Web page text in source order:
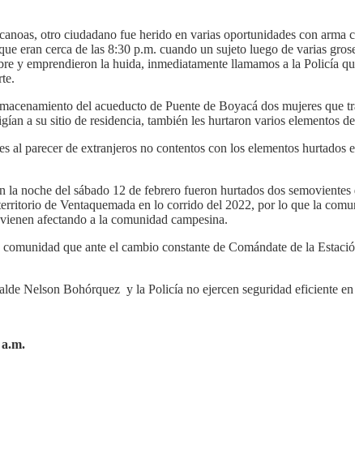
otro ciudadano fue herido en varias oportunidades con arma
eran cerca de las 8:30 p.m. cuando un sujeto luego de varias
y emprendieron la huida, inmediatamente llamamos a la Policía
del acueducto de Puente de Boyacá dos mujeres que
a su sitio de residencia, también les hurtaron varios elementos
parecer de extranjeros no contentos con los elementos hurtados
noche del sábado 12 de febrero fueron hurtados dos
de Ventaquemada en lo corrido del 2022, por lo que la
afectando a la comunidad campesina.
que ante el cambio constante de Comándate de la
Nelson Bohórquez y la Policía no ejercen seguridad eficiente